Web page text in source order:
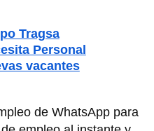
Tragsa
Personal
vacantes
de WhatsApp para